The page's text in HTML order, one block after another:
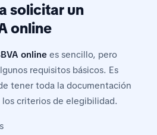
solicitar un
online
online es sencillo, pero
requisitos básicos. Es
tener toda la documentación
criterios de elegibilidad.